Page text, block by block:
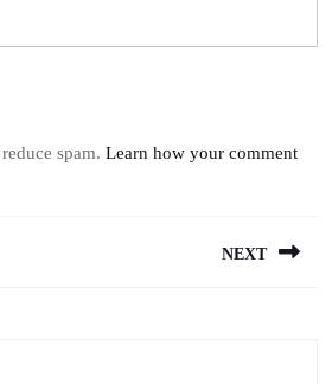
spam. Learn how your comment
NEXT